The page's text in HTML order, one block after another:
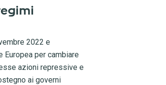
2022 e
Europea per cambiare
azioni repressive e
ai governi